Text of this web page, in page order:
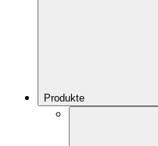
Produkte